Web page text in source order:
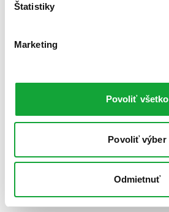
Štatistiky
Marketing
Povoliť všetko
Povoliť výber
Odmietnuť